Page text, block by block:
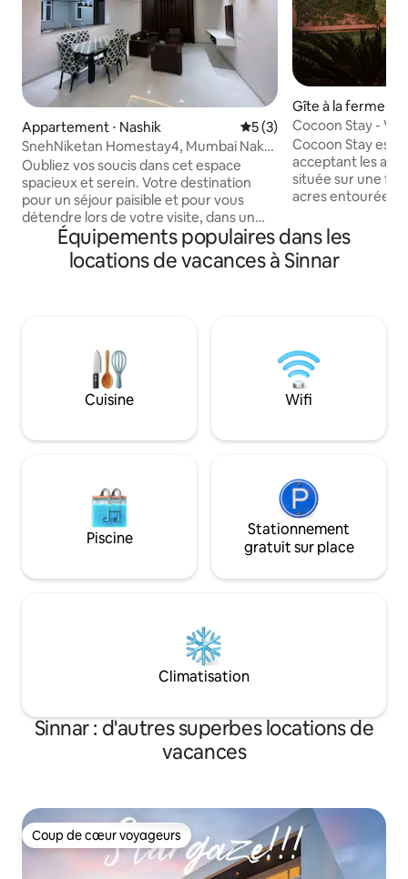
Appartement ⋅ Nashik Évaluation moyenne sur
5 (3)
SnehNiketan Homestay4, Mumbai Naka,
Nasik 3 chambres
Oubliez vos soucis dans cet espace
spacieux et serein. Votre destination
pour un séjour paisible et pour vous
détendre lors de votre visite, dans un
endroit central. Strictement végétarien,
non fumeur et pas de boissons
alcoolisées. Climatisation dans
Ramkund 4 km Trimbakeshwar 30 km
Mumbai Agra Highway 0,5 km Temple
KalaRam 4,5 km Someshwar 13 km Sula
Vineyard 11 km Barrage de Gangapur à
Saptashrungi Devi Vani 70 km Station de
Gîte à la ferme ⋅
Cocoon Stay -
la verdure
Cocoon Stay est
acceptant les
située sur une
acres entourée
fondre
embrasse les
les brises douces
personnel sur
dépendance
pour vous aider
séjour
Équipements populaires dans les
locations de vacances à Sinnar
Cuisine Wifi
Piscine
Stationnement
gratuit sur place
Climatisation
Sinnar : d'autres superbes locations de
vacances
Coup de cœur voyageurs
Coup de cœur voyageurs